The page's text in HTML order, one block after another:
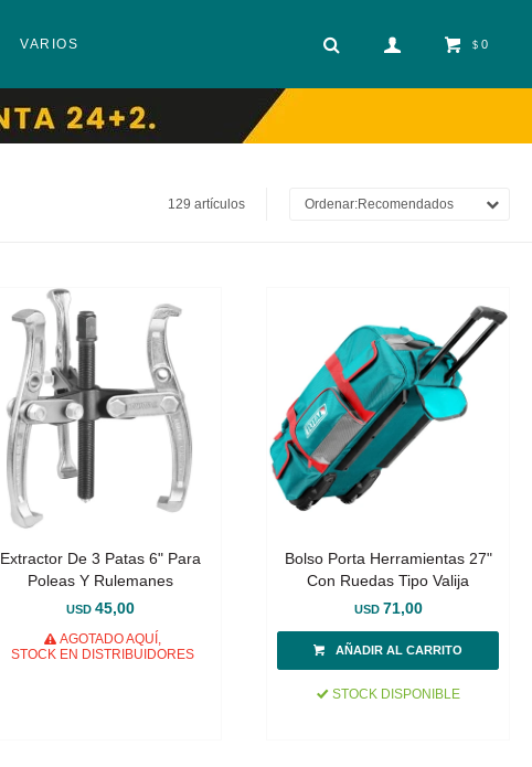
VARIOS $ 0
129 artículos Recomendados
Extractor De 3 Patas 6" Para
Poleas Y Rulemanes
USD 45,00
AGOTADO AQUÍ,
STOCK EN DISTRIBUIDORES
Bolso Porta Herramientas 27"
Con Ruedas Tipo Valija
USD 71,00
STOCK DISPONIBLE